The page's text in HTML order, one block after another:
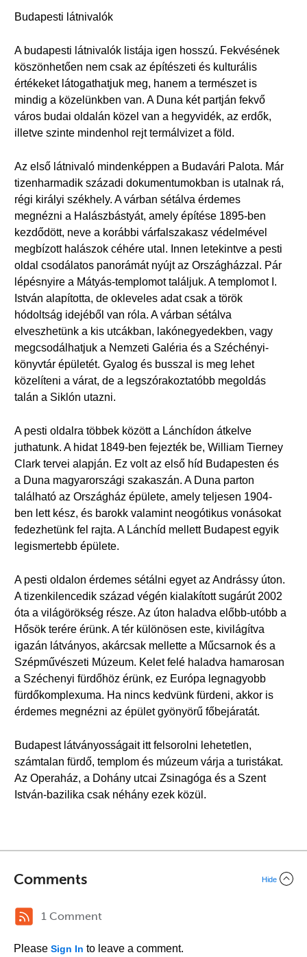
Budapesti látnivalók
A budapesti látnivalók listája igen hosszú. Fekvésének
köszönhetően nem csak az építészeti és kulturális
értékeket látogathatjuk meg, hanem a természet is
mindig a közelünkben van. A Duna két partján fekvő
város budai oldalán közel van a hegyvidék, az erdők,
illetve szinte mindenhol rejt termálvizet a föld.
Az első látnivaló mindenképpen a Budavári Palota. Már
tizenharmadik századi dokumentumokban is utalnak rá,
régi királyi székhely. A várban sétálva érdemes
megnézni a Halászbástyát, amely építése 1895-ben
kezdődött, neve a korábbi várfalszakasz védelmével
megbízott halászok céhére utal. Innen letekintve a pesti
oldal csodálatos panorámát nyújt az Országházzal. Pár
lépésnyire a Mátyás-templomot találjuk. A templomot I.
István alapította, de okleveles adat csak a török
hódoltság idejéből van róla. A várban sétálva
elveszhetünk a kis utcákban, lakónegyedekben, vagy
megcsodálhatjuk a Nemzeti Galéria és a Széchényi-
könyvtár épületét. Gyalog és busszal is meg lehet
közelíteni a várat, de a legszórakoztatóbb megoldás
talán a Siklón utazni.
A pesti oldalra többek között a Lánchídon átkelve
juthatunk. A hidat 1849-ben fejezték be, William Tierney
Clark tervei alapján. Ez volt az első híd Budapesten és
a Duna magyarországi szakaszán. A Duna parton
található az Országház épülete, amely teljesen 1904-
ben lett kész, és barokk valamint neogótikus vonásokat
fedezhetünk fel rajta. A Lánchíd mellett Budapest egyik
legismertebb épülete.
A pesti oldalon érdemes sétálni egyet az Andrássy úton.
A tizenkilencedik század végén kialakított sugárút 2002
óta a világörökség része. Az úton haladva előbb-utóbb a
Hősök terére érünk. A tér különösen este, kivilágítva
igazán látványos, akárcsak mellette a Műcsarnok és a
Szépművészeti Múzeum. Kelet felé haladva hamarosan
a Széchenyi fürdőhöz érünk, ez Európa legnagyobb
fürdőkomplexuma. Ha nincs kedvünk fürdeni, akkor is
érdemes megnézni az épület gyönyörű főbejáratát.
Budapest látványosságait itt felsorolni lehetetlen,
számtalan fürdő, templom és múzeum várja a turistákat.
Az Operaház, a Dohány utcai Zsinagóga és a Szent
István-bazilika csak néhány ezek közül.
Comments Hide
1 Comment
Please Sign In to leave a comment.